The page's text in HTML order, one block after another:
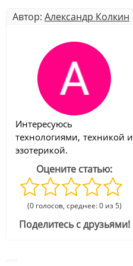
Автор: Александр Колкин
Интересуюсь
технологиями, техникой и
эзотерикой.
Оцените статью:
(0 голосов, среднее: 0 из 5)
Поделитесь с друзьями!